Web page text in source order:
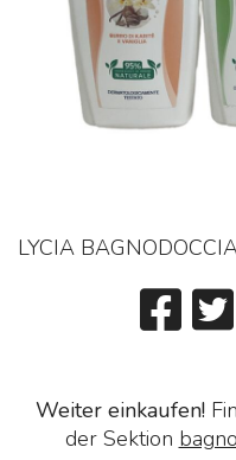
LYCIA
Weiter einkaufen!
der Sektion